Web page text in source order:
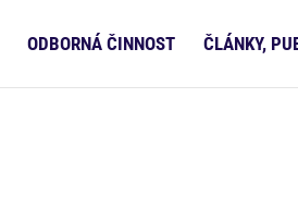
ODBORNÁ ČINNOST ČLÁNKY,